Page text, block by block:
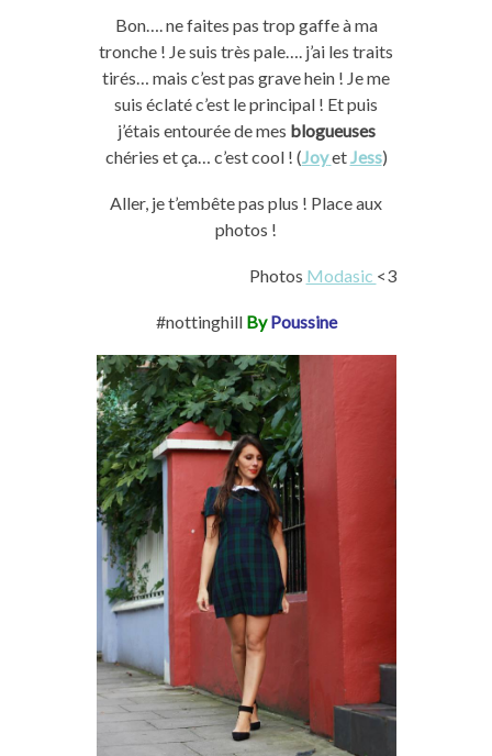
Bon…. ne faites pas trop gaffe à ma
tronche ! Je suis très pale…. j’ai les traits
tirés… mais c’est pas grave hein ! Je me
suis éclaté c’est le principal ! Et puis
j’étais entourée de mes blogueuses
chéries et ça… c’est cool ! (JoyetJess)
Aller, je t’embête pas plus ! Place aux
photos !
Photos Modasic <3
#nottinghill By Poussine